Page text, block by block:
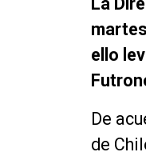
ello
De
de